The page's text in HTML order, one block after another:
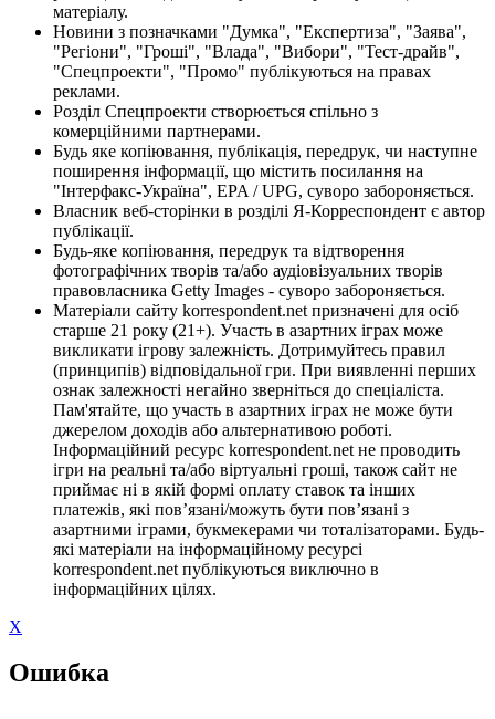
матеріалу.
Новини з позначками "Думка", "Експертиза", "Заява",
"Регіони", "Гроші", "Влада", "Вибори", "Тест-драйв",
"Спецпроекти", "Промо" публікуються на правах
реклами.
Розділ Спецпроекти створюється спільно з
комерційними партнерами.
Будь яке копіювання, публікація, передрук, чи наступне
поширення інформації, що містить посилання на
"Інтерфакс-Україна", EPA / UPG, суворо забороняється.
Власник веб-сторінки в розділі Я-Корреспондент є автор
публікації.
Будь-яке копіювання, передрук та відтворення
фотографічних творів та/або аудіовізуальних творів
правовласника Getty Images - суворо забороняється.
Матеріали сайту korrespondent.net призначені для осіб
старше 21 року (21+). Участь в азартних іграх може
викликати ігрову залежність. Дотримуйтесь правил
(принципів) відповідальної гри. При виявленні перших
ознак залежності негайно зверніться до спеціаліста.
Пам'ятайте, що участь в азартних іграх не може бути
джерелом доходів або альтернативою роботі.
Інформаційний ресурс korrespondent.net не проводить
ігри на реальні та/або віртуальні гроші, також сайт не
приймає ні в якій формі оплату ставок та інших
платежів, які пов’язані/можуть бути пов’язані з
азартними іграми, букмекерами чи тоталізаторами. Будь-
які матеріали на інформаційному ресурсі
korrespondent.net публікуються виключно в
інформаційних цілях.
X
Ошибка